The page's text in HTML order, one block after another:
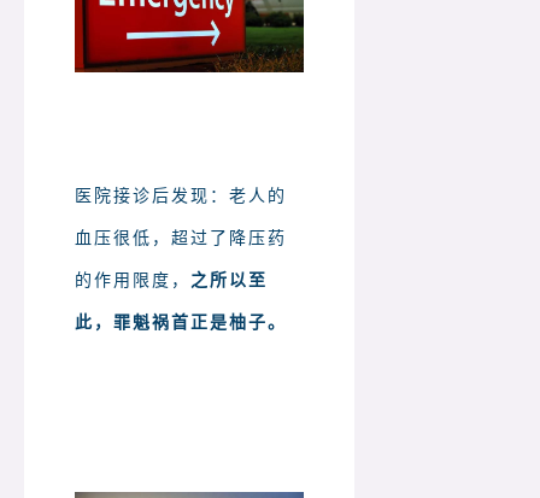
医院接诊后发现：老人的
血压很低，超过了降压药
的作用限度， 之所以至
此，罪魁祸首正是柚子。